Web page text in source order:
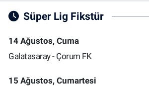
Süper Lig Fikstür
14 Ağustos, Cuma
Galatasaray - Çorum FK
15 Ağustos, Cumartesi